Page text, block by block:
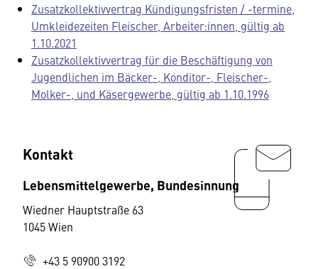
Zusatzkollektivvertrag Kündigungsfristen / -termine,
Umkleidezeiten Fleischer, Arbeiter:innen, gültig ab
1.10.2021
Zusatzkollektivvertrag für die Beschäftigung von
Jugendlichen im Bäcker-, Konditor-, Fleischer-,
Molker-, und Käsergewerbe, gültig ab 1.10.1996
Kontakt
Lebensmittelgewerbe, Bundesinnung
Wiedner Hauptstraße 63
1045 Wien
+43 5 90900 3192